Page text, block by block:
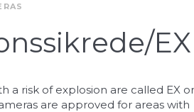
EX
a risk of explosion are called EX or
are approved for areas with